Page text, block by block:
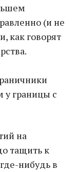
(и не
как говорят
у границы с
на
тащить к
нибудь в